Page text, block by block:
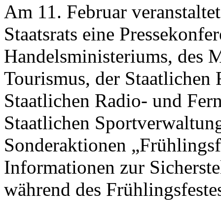
Am 11. Februar
Staatsrats eine
Handelsministeriums, des
Tourismus, der Staatlichen
Staatlichen Radio- und
Staatlichen
Sonderaktionen
Informationen zur
während des